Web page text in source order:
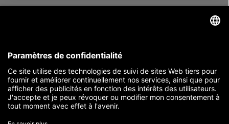
La Chauve Souris à l'Opéra de Rennes - Rideaux en